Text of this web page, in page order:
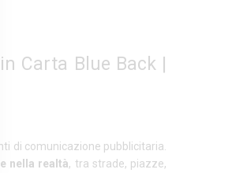
Carta Blue Back |
di comunicazione pubblicitaria.
nella realtà, tra strade, piazze,